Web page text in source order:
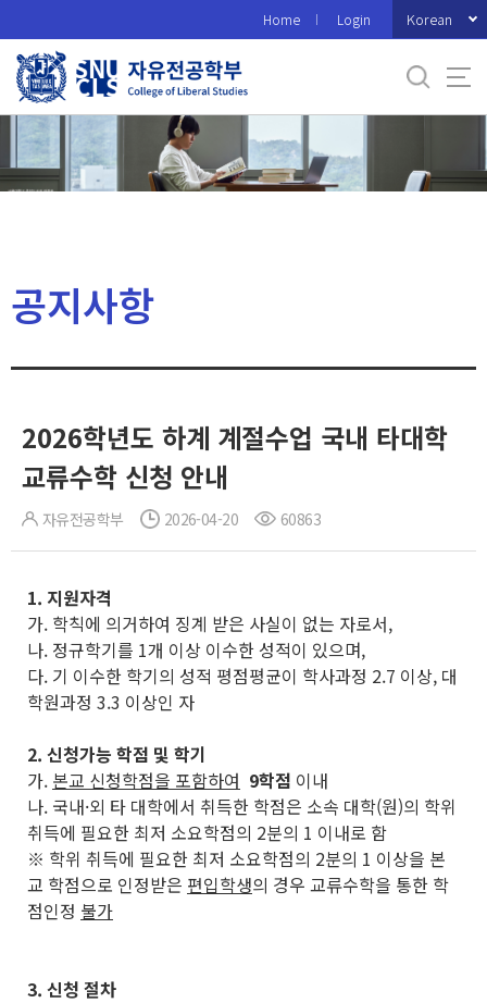
로
메
Home Login Korean
공지사항
2026학년도 하계 계절수업 국내 타대학
교류수학 신청 안내
자유전공학부 2026-04-20 60863
1. 지원자격
가. 학칙에 의거하여 징계 받은 사실이 없는 자로서,
나. 정규학기를 1개 이상 이수한 성적이 있으며,
다. 기 이수한 학기의 성적 평점평균이 학사과정 2.7 이상, 대
학원과정 3.3 이상인 자
2. 신청가능 학점 및 학기
가. 본교 신청학점을 포함하여 9학점 이내
나. 국내·외 타 대학에서 취득한 학점은 소속 대학(원)의 학위
취득에 필요한 최저 소요학점의 2분의 1 이내로 함
※ 학위 취득에 필요한 최저 소요학점의 2분의 1 이상을 본
교 학점으로 인정받은 편입학생의 경우 교류수학을 통한 학
점인정 불가
3. 신청 절차